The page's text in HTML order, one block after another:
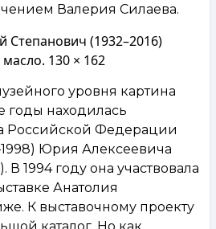
Валерия Силаева.
(1932–2016)
масло. 130 × 162
уровня картина
годы находилась
Российской Федерации
Юрия Алексеевича
В 1994 году она участвовала
Анатолия
К выставочному проекту
каталог. Но как